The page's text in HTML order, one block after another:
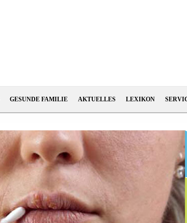
GESUNDE FAMILIE AKTUELLES LEXIKON